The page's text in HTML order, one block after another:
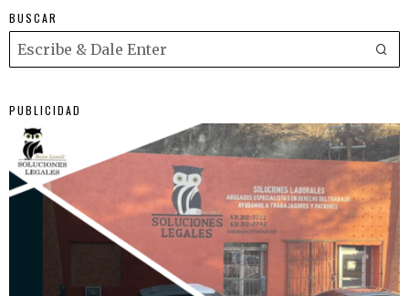
BUSCAR
PUBLICIDAD